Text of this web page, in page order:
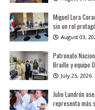
Miguel Lora
sin un rol
August 03,
Patronato
Braille y equipo
July 25, 2026
Julio Landrón
representa más